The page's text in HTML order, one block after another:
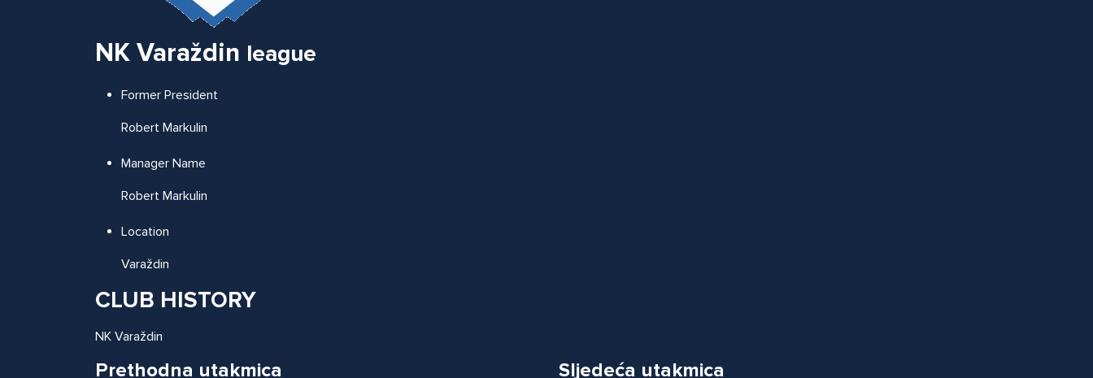
NK Varaždin league
Former President
Robert Markulin
Manager Name
Robert Markulin
Location
Varaždin
CLUB HISTORY
NK Varaždin
Prethodna utakmica Sljedeća utakmica